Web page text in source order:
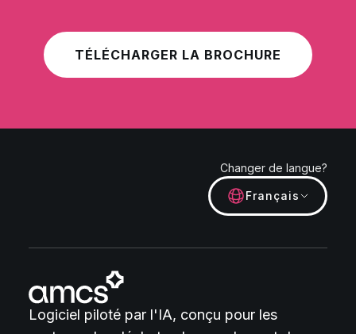
TÉLÉCHARGER LA BROCHURE
Changer de langue?
Français
Logiciel piloté par l'IA, conçu pour les